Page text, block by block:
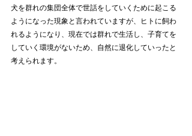
犬を群れの集団全体で世話をしていくために起こる
ようになった現象と言われていますが、ヒトに飼わ
れるようになり、現在では群れで生活し、子育てを
していく環境がないため、自然に退化していったと
考えられます。